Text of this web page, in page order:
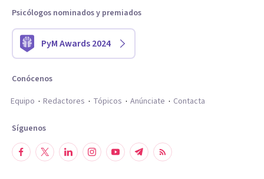
Psicólogos nominados y premiados
PyM Awards 2024
Conócenos
Equipo
Redactores Tópicos Anúnciate Contacta
Síguenos